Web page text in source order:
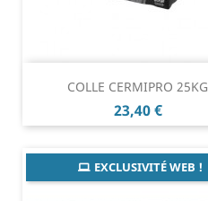
COLLE CERMIPRO 25KG
Prix
23,40 €
EXCLUSIVITÉ WEB !